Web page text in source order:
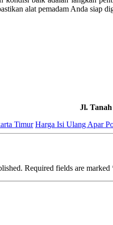
alat pemadam Anda siap
Jl.
Timur Harga Isi Ulang Apar
Required fields are marked